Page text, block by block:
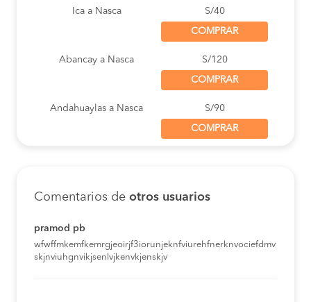
Ica a Nasca S/40
COMPRAR
Abancay a Nasca S/120
COMPRAR
Andahuaylas a Nasca S/90
COMPRAR
Lima a Nasca
Comentarios de otros usuarios
pramod pb
wfwffmkemfkemrgjeoirjf3iorunjeknfviurehfnerknvociefdmv
skjnviuhgnvikjsenlvjkenvkjenskjv